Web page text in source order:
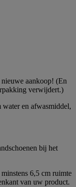
aankoop! (En
verwijdert.)
en afwasmiddel,
bij het
6,5 cm ruimte
van uw product.